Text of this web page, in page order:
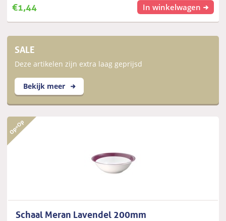
€1,44 In winkelwagen
SALE
Deze artikelen zijn extra laag geprijsd
Bekijk meer
Schaal Meran Lavendel 200mm